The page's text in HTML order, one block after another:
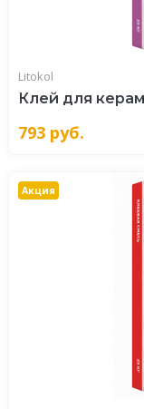
Litokol
Клей для
793 руб.
Акция